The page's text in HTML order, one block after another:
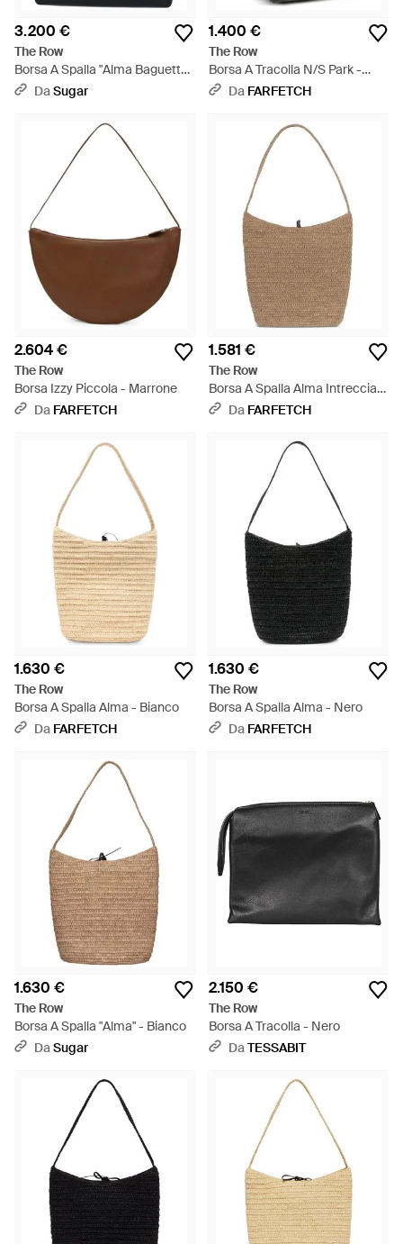
3.200 €
The Row
Borsa A Spalla "Alma Baguette"
- Nero
DaSugar
1.400 €
The Row
Borsa A Tracolla N/S Park -
NeroDa FARFETCH
2.604 €
The Row
Borsa Izzy Piccola - Marrone
Da FARFETCH
1.581 €
The Row
Borsa A Spalla Alma Intrecciata
- Bianco
Da FARFETCH
1.630 €
The Row
Borsa A Spalla Alma - Bianco
Da FARFETCH
1.630 €
The Row
Borsa A Spalla Alma - Nero
Da FARFETCH
1.630 €
The Row
Borsa A Spalla "Alma" - Bianco
DaSugar
2.150 €
The Row
Borsa A Tracolla - Nero
DaTESSABIT